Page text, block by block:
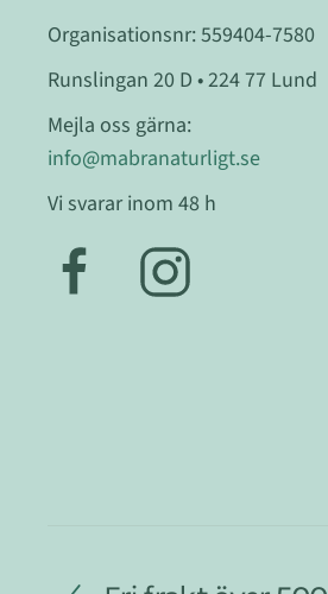
Organisationsnr: 559404-7580
Runslingan 20 D • 224 77 Lund
Mejla oss gärna:
info@mabranaturligt.se
Vi svarar inom 48 h